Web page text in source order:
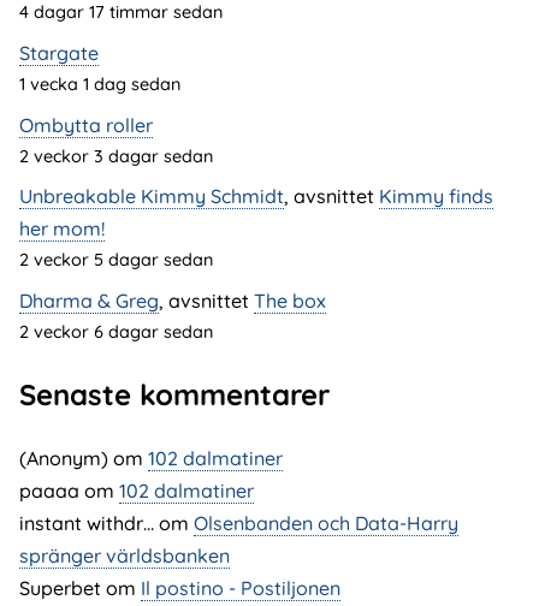
4 dagar 17 timmar sedan
Stargate
1 vecka 1 dag sedan
Ombytta roller
2 veckor 3 dagar sedan
Unbreakable Kimmy Schmidt, avsnittet Kimmy finds
her mom!
2 veckor 5 dagar sedan
Dharma & Greg, avsnittet The box
2 veckor 6 dagar sedan
Senaste kommentarer
(Anonym) om 102 dalmatiner
paaaa om 102 dalmatiner
instant withdr… om Olsenbanden och Data-Harry
spränger världsbanken
Superbet om Il postino - Postiljonen